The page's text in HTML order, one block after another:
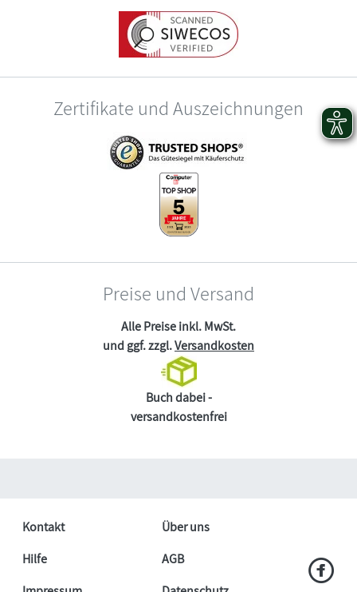
Zertifikate und Auszeichnungen
Preise und Versand
Alle Preise inkl. MwSt.
und ggf. zzgl.Versandkosten
Buch dabei -
versandkostenfrei
Kontakt
Über uns
Hilfe
AGB